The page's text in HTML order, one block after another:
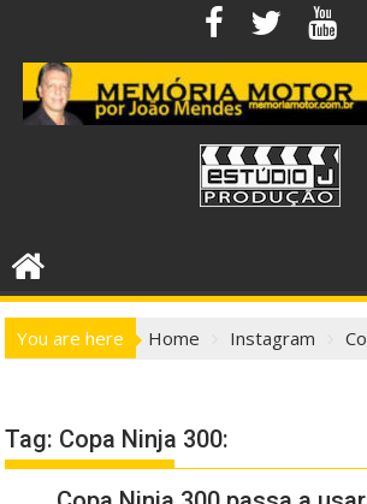
content
You are here Home Instagram
Tag: Copa Ninja 300: